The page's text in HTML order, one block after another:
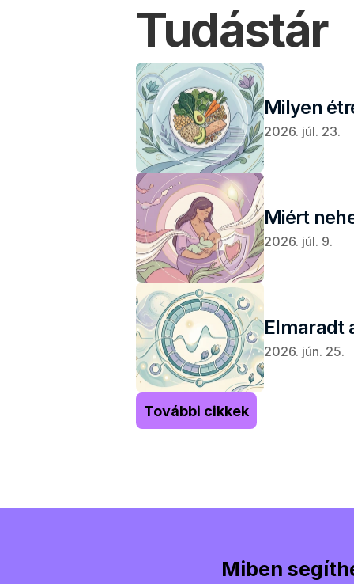
Tudástár
Milyen
2026. júl. 23.
Miért
2026. júl. 9.
Elmaradt
2026. jún. 25.
További cikkek
Miben